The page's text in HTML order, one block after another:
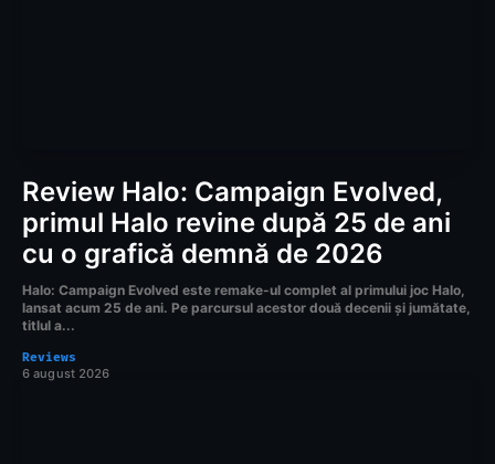
Review Halo: Campaign Evolved,
primul Halo revine după 25 de ani
cu o grafică demnă de 2026
Halo: Campaign Evolved este remake-ul complet al primului joc Halo,
lansat acum 25 de ani. Pe parcursul acestor două decenii și jumătate,
titlul a...
Reviews
6 august 2026